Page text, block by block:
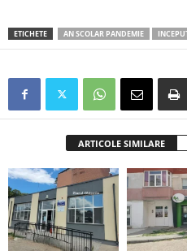
ETICHETE AN SCOLAR PANDEMIE
ARTICOLE SIMILARE